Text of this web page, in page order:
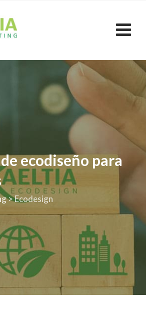
ecodiseño para
>Ecodesign